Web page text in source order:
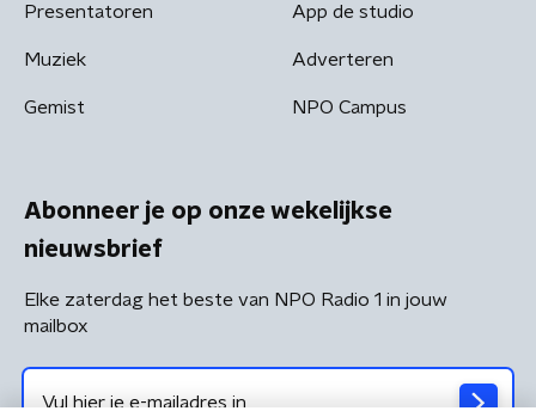
Presentatoren
Muziek
Gemist
App de studio
Adverteren
NPO Campus
Abonneer je op onze wekelijkse
nieuwsbrief
Elke zaterdag het beste van NPO Radio 1 in jouw
mailbox